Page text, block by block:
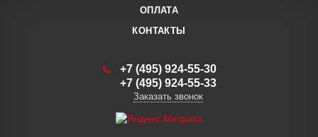
ОПЛАТА
КОНТАКТЫ
+7 (495) 924-55-30
+7 (495) 924-55-33
Заказать звонок